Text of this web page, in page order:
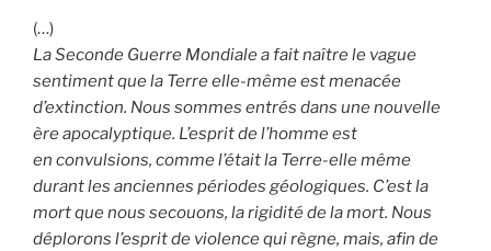
(…)
La Seconde Guerre Mondiale a fait naître le vague
sentiment que la Terre elle-même est menacée
d’extinction. Nous sommes entrés dans une nouvelle
ère apocalyptique. L’esprit de l’homme est
en convulsions, comme l’était la Terre-elle même
durant les anciennes périodes géologiques. C’est la
mort que nous secouons, la rigidité de la mort. Nous
déplorons l’esprit de violence qui règne, mais, afin de